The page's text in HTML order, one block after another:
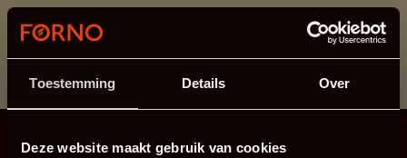
Toestemming Details Over
Deze website maakt gebruik van cookies
This section is currently under maintenance.
If you are missing information, you can call us at +31
413 745 423 or email us at info@forno.eu